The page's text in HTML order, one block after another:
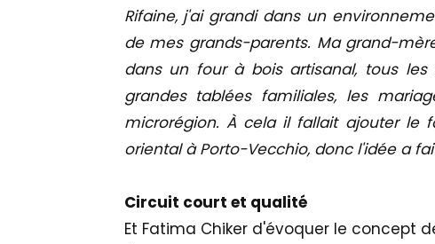
Rifaine, j'ai grandi dans un
de mes grands-parents. Ma grand-
dans un four à bois artisanal, tous
grandes tablées familiales, les
microrégion. À cela il fallait ajouter le
oriental à Porto-Vecchio, donc l'idée a
Circuit court et qualité
Et Fatima Chiker d'évoquer le concept